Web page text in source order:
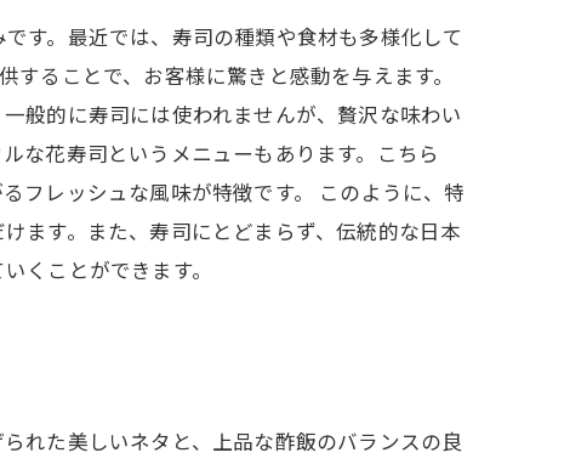
す。最近では、寿司の種類や食材も多様化して
ることで、お客様に驚きと感動を与えます。
般的に寿司には使われませんが、贅沢な味わい
な花寿司というメニューもあります。こちら
フレッシュな風味が特徴です。 このように、特
ます。また、寿司にとどまらず、伝統的な日本
くことができます。
れた美しいネタと、上品な酢飯のバランスの良